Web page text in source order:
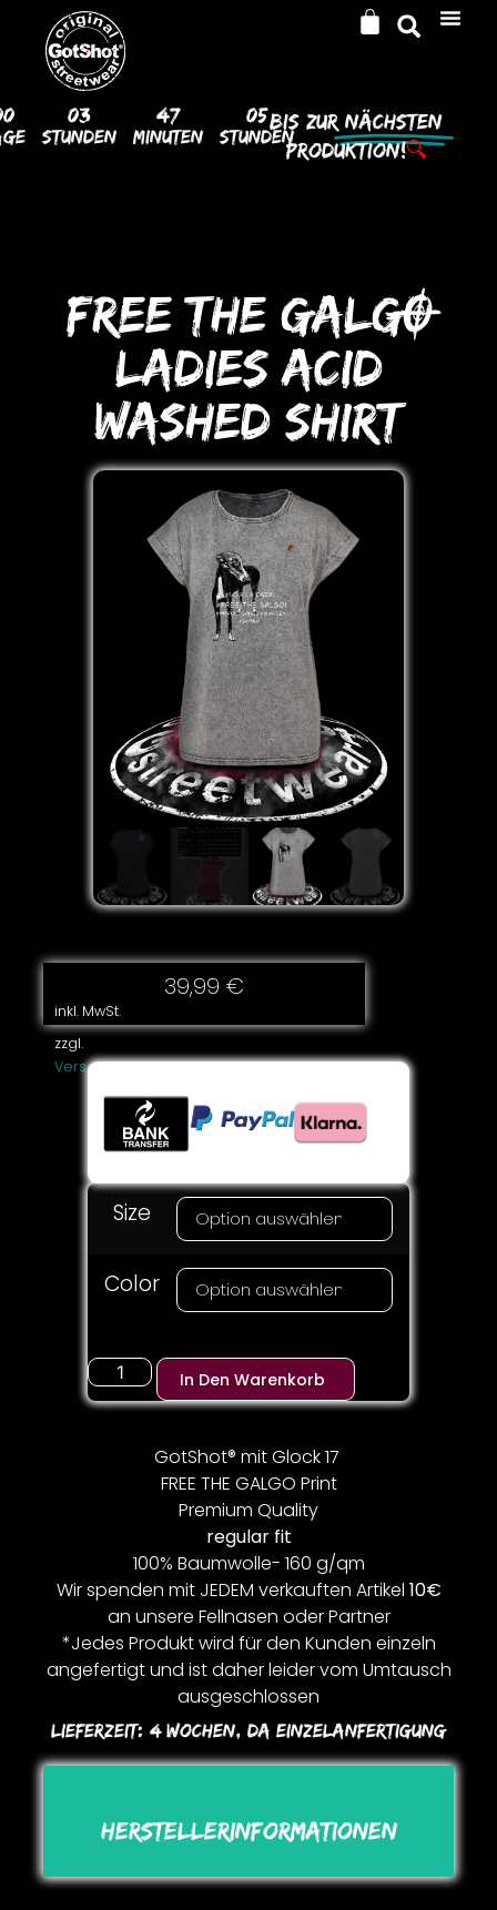
03
Stunden
47
Minuten
04
Stunden
Bis ZurNächsten
Produktion!🔍
FREE THE GALGO
LADIES ACID
WASHED SHIRT
39,99 €
inkl. MwSt.
zzgl.
Versandkosten
Size
Color
In Den Warenkorb
GotShot® mit Glock 17
FREE THE GALGO Print
Premium Quality
regular fit
100% Baumwolle- 160 g/qm
Wir spenden mit JEDEM verkauften Artikel 10€
an unsere Fellnasen oder Partner
*Jedes Produkt wird für den Kunden einzeln
angefertigt und ist daher leider vom Umtausch
ausgeschlossen
Lieferzeit: 4 Wochen, Da Einzelanfertigung
Herstellerinformationen